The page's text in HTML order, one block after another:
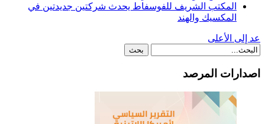
المكتب الشريف للفوسفاط يحدث شركتين جديدتين في
المكسيك والهند
عد إلى الأعلى
اصدارات المرصد